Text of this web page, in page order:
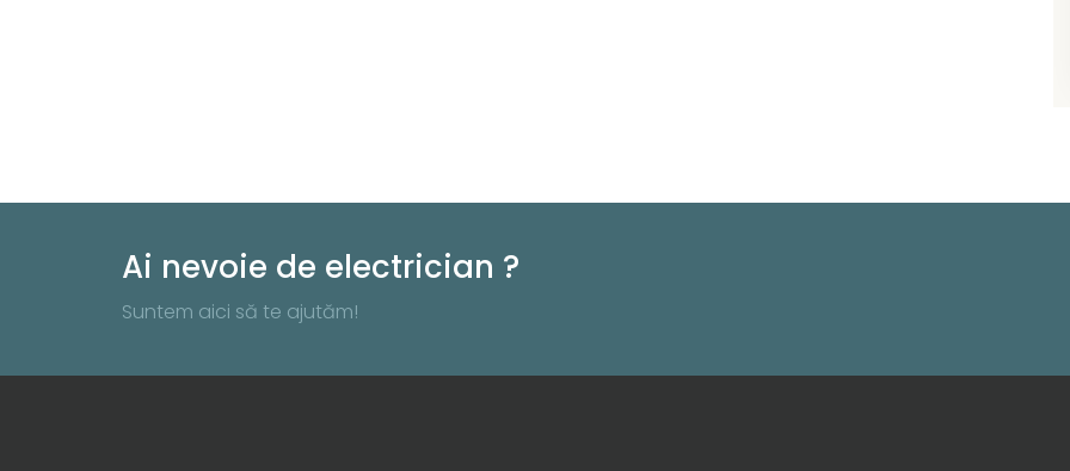
Ai nevoie de electrician ?
Suntem aici să te ajutăm!